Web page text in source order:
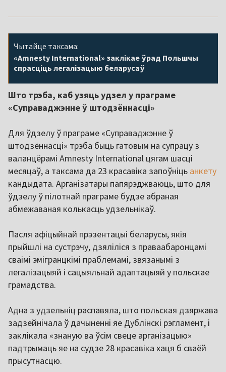
Чытайце таксама:
«Amnesty International» заклікае ўрад Польшчы
спрасціць легалізацыю беларусаў
Што трэба, каб узяць удзел у праграме
«Суправаджэнне ў штодзённасці»
Для ўдзелу ў праграме «Суправаджэнне ў
штодзённасці» трэба быць гатовым на супрацу з
валанцёрамі Amnesty International цягам шасці
месяцаў, а таксама да 23 красавіка запоўніць анкету
кандыдата. Арганізатары папярэджваюць, што для
ўдзелу ў пілотнай праграме будзе абраная
абмежаваная колькасць удзельнікаў.
Пасля афіцыйнай прэзентацыі беларусы, якія
прыйшлі на сустрэчу, дзяліліся з праваабаронцамі
сваімі эмігранцкімі праблемамі, звязанымі з
легалізацыяй і сацыяльнай адаптацыяй у польскае
грамадства.
Адна з удзельніц распавяла, што польская дзяржава
задзейнічала ў дачыненні яе Дублінскі рэгламент, і
заклікала «знаную ва ўсім свеце арганізацыю»
падтрымаць яе на судзе 28 красавіка хаця б сваёй
прысутнасцю.